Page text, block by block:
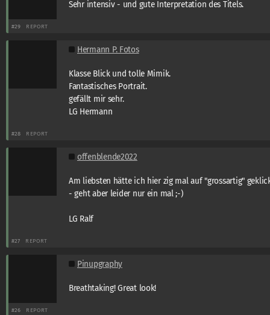
Sehr intensiv - und gute Interpretation des Titels.
#29 REPORT
Hermann P. Fotos
Klasse Blick und tolle Mimik.
Fantastisches Portrait.
gefällt mir sehr.
LG Hermann
#28 REPORT
offenblende2022
Am liebsten hätte ich hier zig mal auf "grossartig"
- geht aber leider nur ein mal ;-)
LG Ralf
#27 REPORT
Pinupgraphy
Breathtaking! Great look!
#26 REPORT